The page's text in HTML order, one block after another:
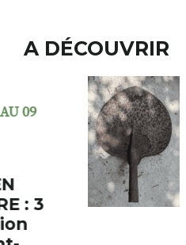
A DÉCOUVRIR
DU 02
AOÛT
fumoir
Le